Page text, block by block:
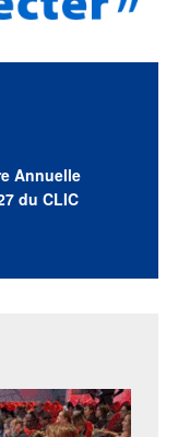
Annuelle
du CLIC